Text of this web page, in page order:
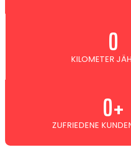
KILOMETER
0
ZUFRIEDENE 0+